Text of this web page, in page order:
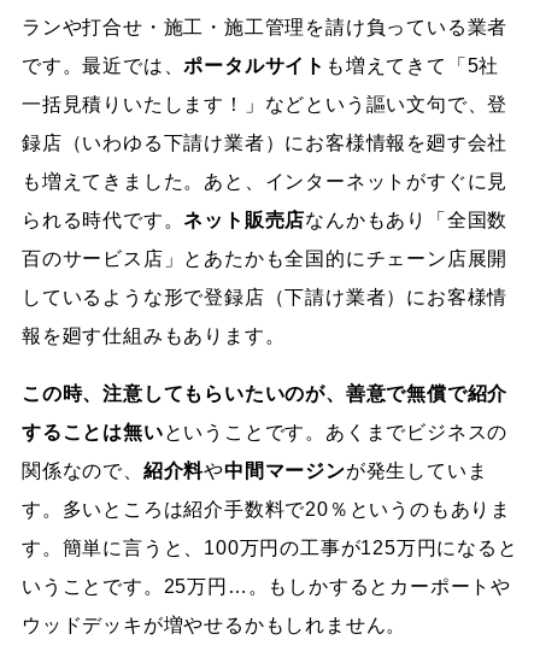
ランや打合せ・施工・施工管理を請け負っている業者
です。最近では、ポータルサイト も増えてきて「5社
一括見積りいたします！」などという謳い文句で、登
録店（いわゆる下請け業者）にお客様情報を廻す会社
も増えてきました。あと、インターネットがすぐに見
られる時代です。ネット販売店なんかもあり「全国数
百のサービス店」とあたかも全国的にチェーン店展開
しているような形で登録店（下請け業者）にお客様情
報を廻す仕組みもあります。
この時、注意してもらいたいのが、善意で無償で紹介
することは無いということです。あくまでビジネスの
関係なので、 紹介料や中間マージンが発生していま
す。多いところは紹介手数料で20％というのもありま
す。簡単に言うと、100万円の工事が125万円になると
いうことです。25万円…。もしかするとカーポートや
ウッドデッキが増やせるかもしれません。